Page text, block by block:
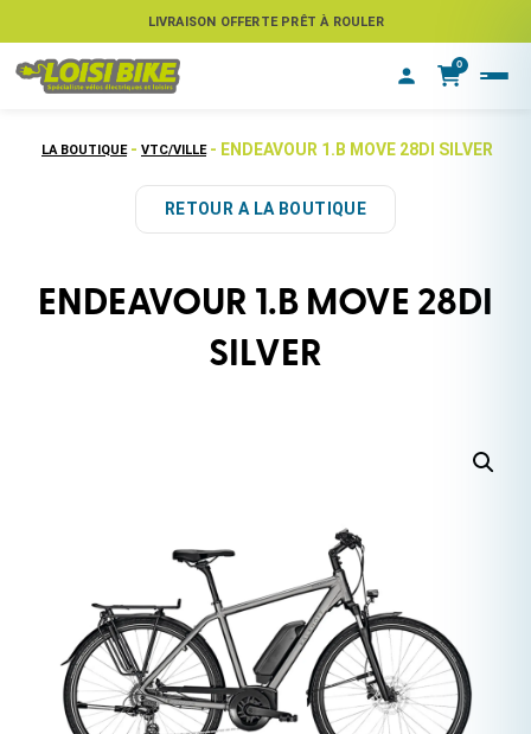
LIVRAISON OFFERTE PRÊT À ROULER
ASSUREZ VOTRE VÉLO CONTRE LE VOL
0
LA BOUTIQUE - VTC/VILLE - ENDEAVOUR 1.B MOVE 28DI SILVER
RETOUR A LA BOUTIQUE
ENDEAVOUR 1.B MOVE 28DI
SILVER